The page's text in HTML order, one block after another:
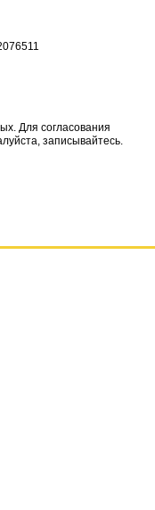
Для согласования
записывайтесь.